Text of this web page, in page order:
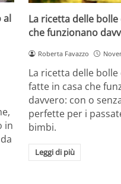
al
in
La ricetta delle
che funzionano
Roberta Favazzo
La ricetta delle
fatte in casa che
davvero: con o
perfette per i
bimbi.
Leggi di più